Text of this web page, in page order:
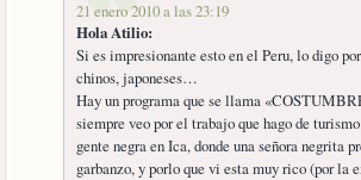
21 enero 2010 a las 23:19
Hola Atilio:
Si es impresionante esto en el Peru, lo digo
chinos, japoneses…
Hay un programa que se llama
siempre veo por el trabajo que hago de
gente negra en Ica, donde una señora negrita
garbanzo, y porlo que vi esta muy rico (por la